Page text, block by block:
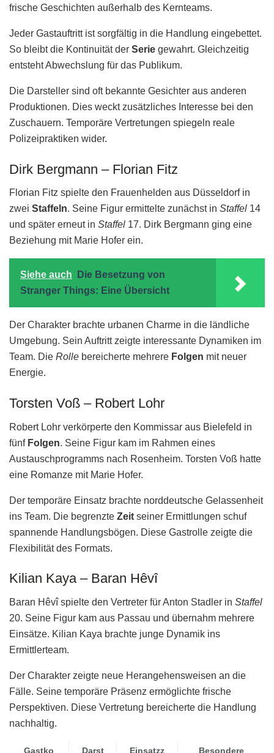
frische Geschichten außerhalb des Kernteams.
Jeder Gastauftritt ist sorgfältig in die Handlung eingebettet.
So bleibt die Kontinuität der Serie gewahrt. Gleichzeitig
entsteht Abwechslung für das Publikum.
Die Darsteller sind oft bekannte Gesichter aus anderen
Produktionen. Dies weckt zusätzliches Interesse bei den
Zuschauern. Temporäre Vertretungen spiegeln reale
Polizeipraktiken wider.
Dirk Bergmann – Florian Fitz
Florian Fitz spielte den Frauenhelden aus Düsseldorf in
zwei Staffeln. Seine Figur ermittelte zunächst in Staffel 14
und später erneut in Staffel 17. Dirk Bergmann ging eine
Beziehung mit Marie Hofer ein.
Siehe auch
Die Besetzung von
Stranger Things: Eine Übersicht
Der Charakter brachte urbanen Charme in die ländliche
Umgebung. Sein Auftritt zeigte interessante Dynamiken im
Team. Die Rolle bereicherte mehrere Folgen mit neuer
Energie.
Torsten Voß – Robert Lohr
Robert Lohr verkörperte den Kommissar aus Bielefeld in
fünf Folgen. Seine Figur kam im Rahmen eines
Austauschprogramms nach Rosenheim. Torsten Voß hatte
eine Romanze mit Marie Hofer.
Der temporäre Einsatz brachte norddeutsche Gelassenheit
ins Team. Die begrenzte Zeit seiner Ermittlungen schuf
spannende Handlungsbögen. Diese Gastrolle zeigte die
Flexibilität des Formats.
Kilian Kaya – Baran Hêvî
Baran Hêvî spielte den Vertreter für Anton Stadler in Staffel
20. Seine Figur kam aus Passau und übernahm mehrere
Einsätze. Kilian Kaya brachte junge Dynamik ins
Ermittlerteam.
Der Charakter zeigte neue Herangehensweisen an die
Fälle. Seine temporäre Präsenz ermöglichte frische
Perspektiven. Diese Vertretung bereicherte die Handlung
nachhaltig.
Gastko
Darst
Einsatzz
Besondere